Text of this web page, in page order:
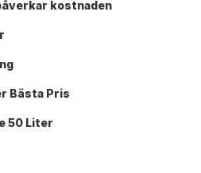
kostnaden
Bästa Pris
50 Liter